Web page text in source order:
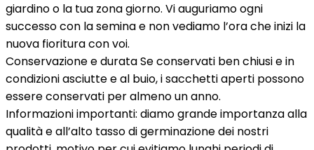
giardino o la tua zona giorno. Vi auguriamo ogni
successo con la semina e non vediamo l’ora che inizi la
nuova fioritura con voi.
Conservazione e durata Se conservati ben chiusi e in
condizioni asciutte e al buio, i sacchetti aperti possono
essere conservati per almeno un anno.
Informazioni importanti: diamo grande importanza alla
qualità e all’alto tasso di germinazione dei nostri